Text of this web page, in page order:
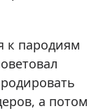
к пародиям
а потом